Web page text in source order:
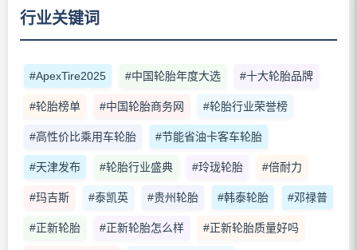
行业关键词
#ApexTire2025 #中国轮胎年度大选 #十大轮胎品牌
#轮胎榜单 #中国轮胎商务网 #轮胎行业荣誉榜
#高性价比乘用车轮胎 #节能省油卡客车轮胎
#天津发布 #轮胎行业盛典 #玲珑轮胎 #倍耐力
#玛吉斯 #泰凯英 #贵州轮胎 #韩泰轮胎 #邓禄普
#正新轮胎 #正新轮胎怎么样 #正新轮胎质量好吗